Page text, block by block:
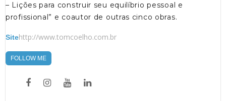
– Lições para construir seu equilíbrio pessoal e
profissional” e coautor de outras cinco obras.
Sitehttp://www.tomcoelho.com.br
FOLLOW ME